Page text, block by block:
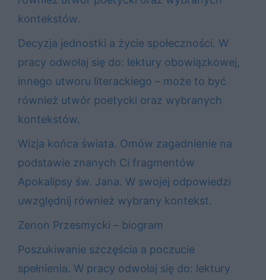
kontekstów.
Decyzja jednostki a życie społeczności. W
pracy odwołaj się do: lektury obowiązkowej,
innego utworu literackiego – może to być
również utwór poetycki oraz wybranych
kontekstów.
Wizja końca świata. Omów zagadnienie na
podstawie znanych Ci fragmentów
Apokalipsy św. Jana. W swojej odpowiedzi
uwzględnij również wybrany kontekst.
Zenon Przesmycki – biogram
Poszukiwanie szczęścia a poczucie
spełnienia. W pracy odwołaj się do: lektury